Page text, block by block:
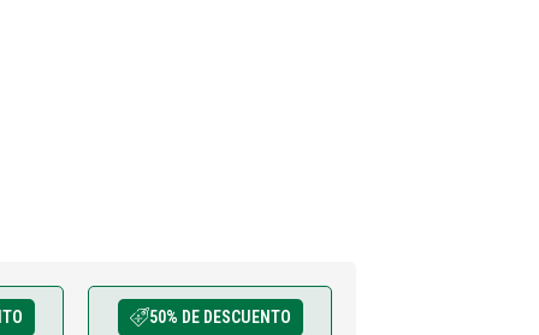
50% DE DESCUENTO